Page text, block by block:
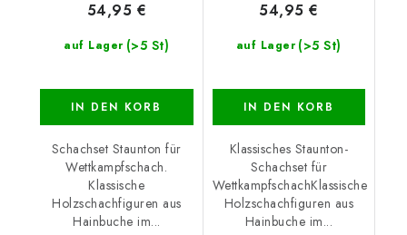
auf Lager (>5 St)
54,95 €
IN DEN KORB
Schachset Staunton für
Wettkampfschach.
Klassische
Holzschachfiguren aus
Hainbuche im...
auf Lager (>5 St)
54,95 €
IN DEN KORB
Klassisches Staunton-
Schachset für
WettkampfschachKlassische
Holzschachfiguren aus
Hainbuche im...